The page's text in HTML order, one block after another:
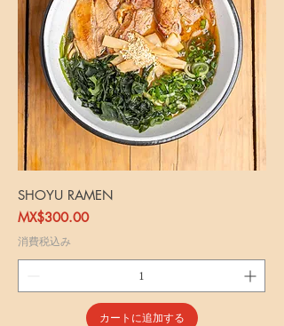
SHOYU RAMEN
価格
MX$300.00
消費税込み
カートに追加する